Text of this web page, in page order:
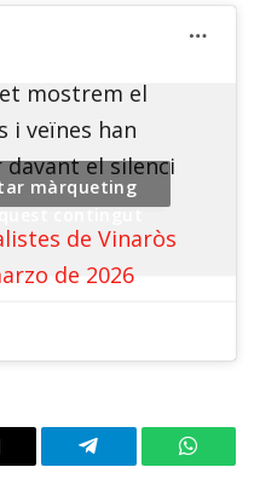
mostrem el
i veïnes han
el silenci
de Vinaròs
de 2026
màrqueting
contingut
Telegram